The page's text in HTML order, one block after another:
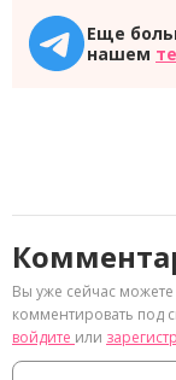
Еще
нашем
Вы уже сейчас можете
комментировать под
войдите или